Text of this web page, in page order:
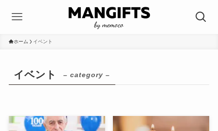
ホーム イベント
イベント – category –